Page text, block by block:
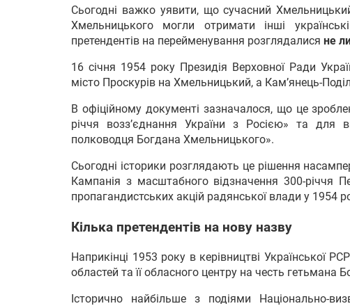
Сьогодні важко уявити, що сучасний
Хмельницького могли отримати інші
претендентів на перейменування розглядалися не
16 січня 1954 року Президія Верховної Ради
місто Проскурів на Хмельницький, а Кам’янець-
В офіційному документі зазначалося, що це
річчя возз’єднання України з Росією» та для
полководця Богдана Хмельницького».
Сьогодні історики розглядають це рішення
Кампанія з масштабного відзначення 300-річчя
пропагандистських акцій радянської влади у 1954
Кілька претендентів на нову назву
Наприкінці 1953 року в керівництві Української
областей та її обласного центру на честь гетьмана
Історично найбільше з подіями Національно-